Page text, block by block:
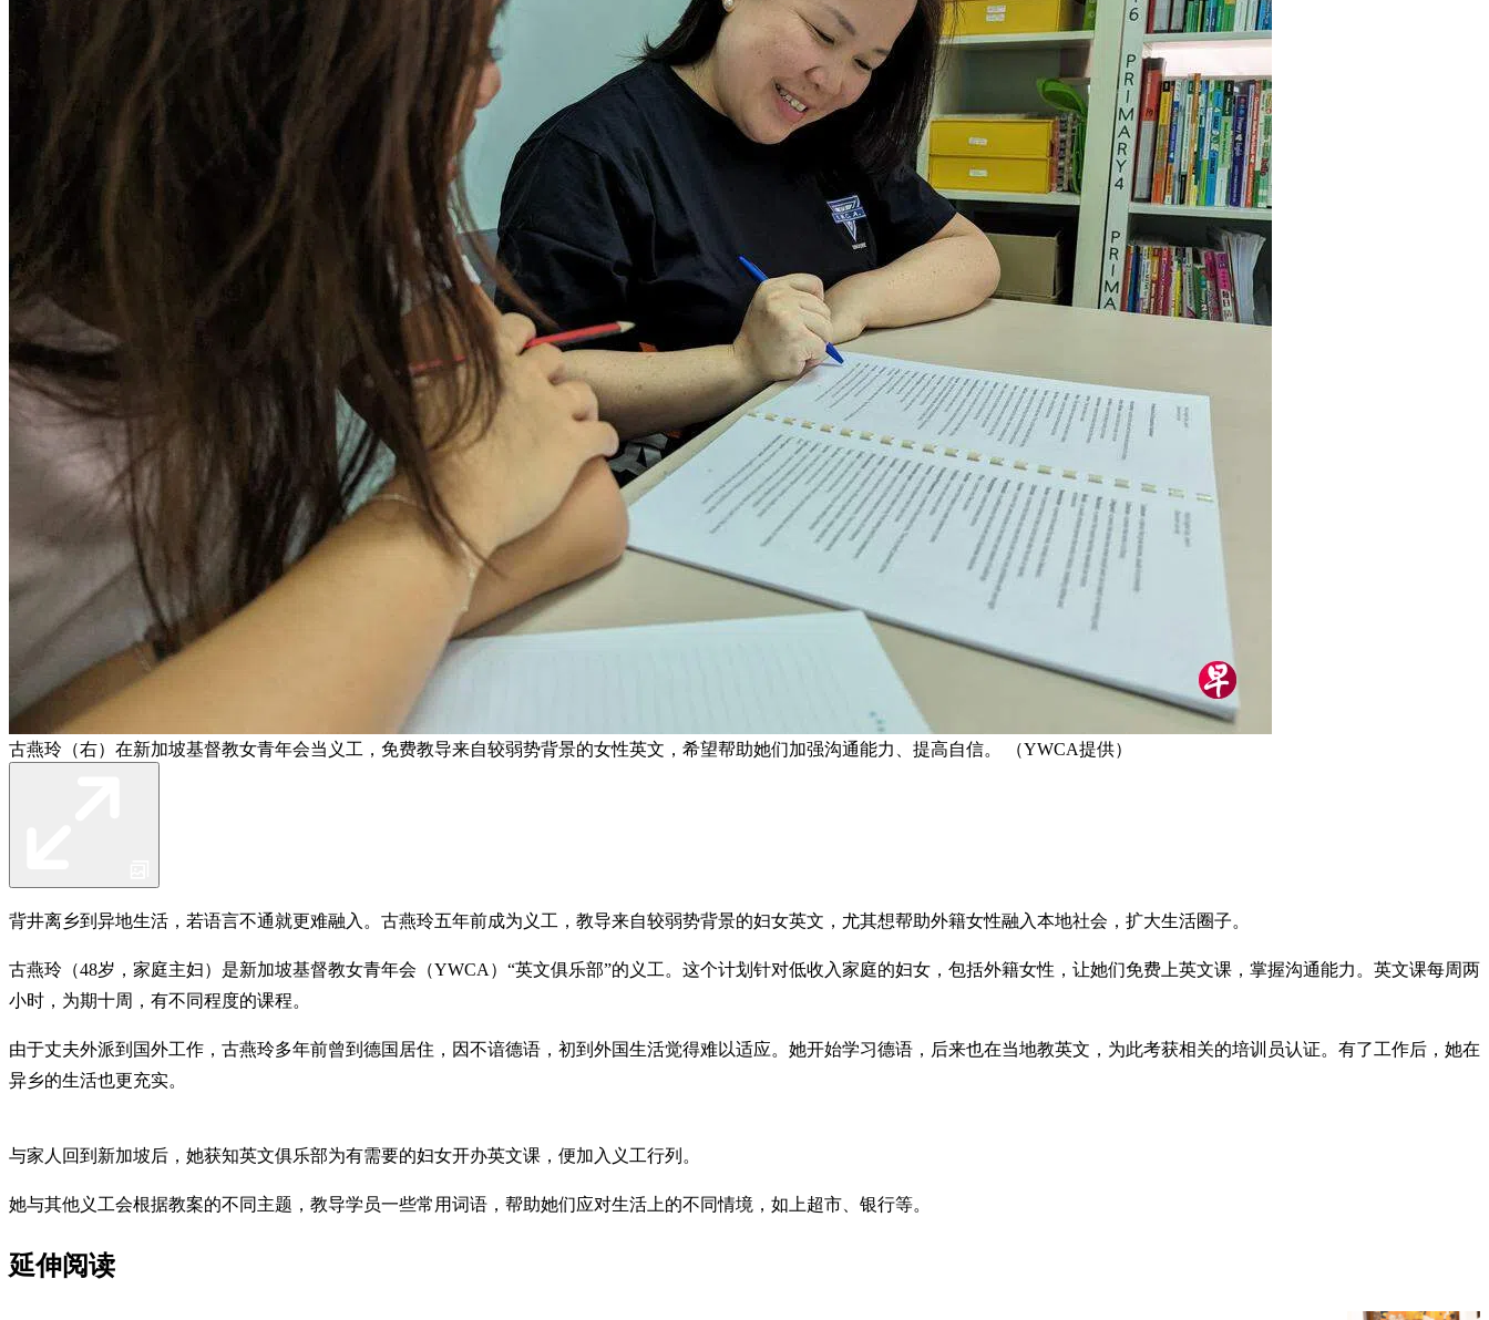
古燕玲（右）在新加坡基督教女青年会当义工，免费教导来自较弱势背景的女性英文，希望帮助她们加强沟通能力、提高自信。 （YWCA提供）
背井离乡到异地生活，若语言不通就更难融入。古燕玲五年前成为义工，教导来自较弱势背景的妇女英文，尤其想帮助外籍女性融入本地社会，扩大生活圈子。
古燕玲（48岁，家庭主妇）是新加坡基督教女青年会（YWCA）“英文俱乐部”的义工。这个计划针对低收入家庭的妇女，包括外籍女性，让她们免费上英文课，掌握沟通能力。英文课每周两
小时，为期十周，有不同程度的课程。
由于丈夫外派到国外工作，古燕玲多年前曾到德国居住，因不谙德语，初到外国生活觉得难以适应。她开始学习德语，后来也在当地教英文，为此考获相关的培训员认证。有了工作后，她在
异乡的生活也更充实。
与家人回到新加坡后，她获知英文俱乐部为有需要的妇女开办英文课，便加入义工行列。
她与其他义工会根据教案的不同主题，教导学员一些常用词语，帮助她们应对生活上的不同情境，如上超市、银行等。
延伸阅读